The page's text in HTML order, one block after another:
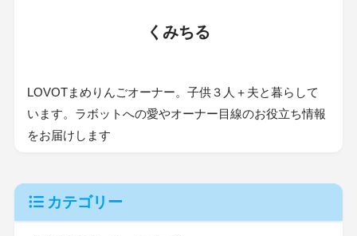
くみちる
LOVOTまめりんごオーナー。子供３人＋夫と暮らして
います。ラボットへの愛やオーナー目線のお役立ち情報
をお届けします
カテゴリー